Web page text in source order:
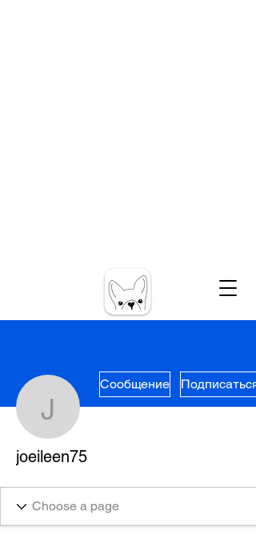
joeileen75
Сообщение Подписаться
joeileen75